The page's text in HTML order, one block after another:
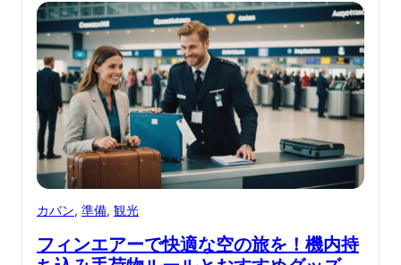
カバン, 準備, 観光
フィンエアーで快適な空の旅を！機内持